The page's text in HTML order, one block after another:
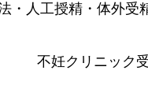
・人工授精・体外受
妊クリニック受